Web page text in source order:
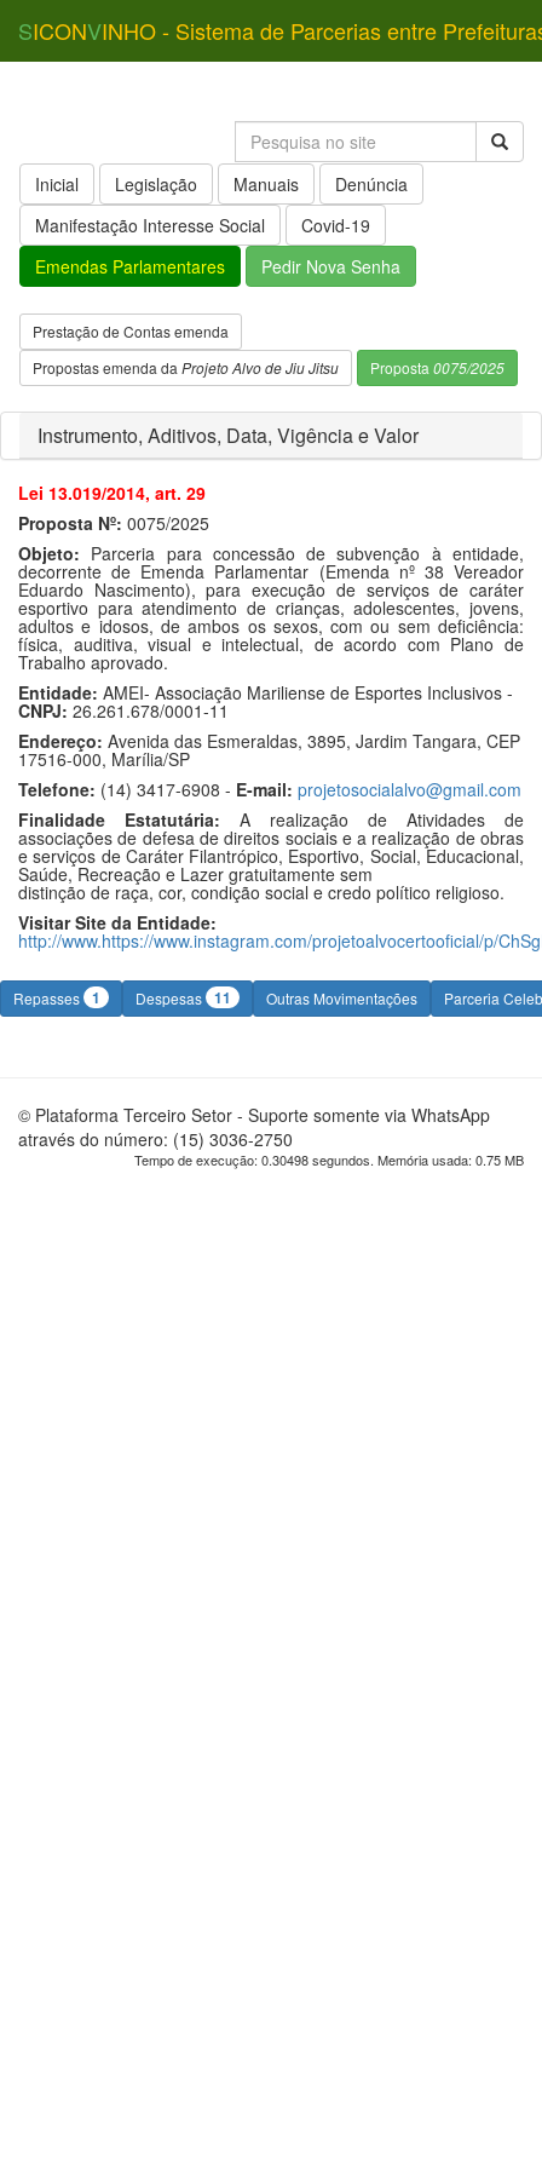
SICONVINHO - Sistema de Parcerias entre
Inicial Legislação Manuais
Denúncia
Manifestação Interesse Social
Covid-19
Emendas Parlamentares
Pedir Nova Senha
Prestação de Contas emenda
Propostas emenda da Projeto Alvo de Jiu Jitsu Proposta 0075/2025
Instrumento, Aditivos, Data, Vigência e Valor
Lei 13.019/2014, art. 29
Proposta Nº: 0075/2025
Objeto: Parceria para concessão de subvenção à entidade,
decorrente de Emenda Parlamentar (Emenda nº 38 Vereador
Eduardo Nascimento), para execução de serviços de caráter
esportivo para atendimento de crianças, adolescentes, jovens,
adultos e idosos, de ambos os sexos, com ou sem deficiência:
física, auditiva, visual e intelectual, de acordo com Plano de
Trabalho aprovado.
Entidade: AMEI- Associação Mariliense de Esportes Inclusivos -
CNPJ: 26.261.678/0001-11
Endereço: Avenida das Esmeraldas, 3895, Jardim Tangara, CEP
17516-000, Marília/SP
Telefone: (14) 3417-6908 - E-mail: projetosocialalvo@gmail.com
Finalidade Estatutária: A realização de Atividades de
associações de defesa de direitos sociais e a realização de obras
e serviços de Caráter Filantrópico, Esportivo, Social, Educacional,
Saúde, Recreação e Lazer gratuitamente sem
distinção de raça, cor, condição social e credo político religioso.
Visitar Site da Entidade:
http://www.https://www.instagram.com/projetoalvocertooficial/p/
Repasses 1 Despesas 11 Outras Movimentações Parceria
© Plataforma Terceiro Setor - Suporte somente via WhatsApp
através do número: (15) 3036-2750
Tempo de execução: 0.30498 segundos. Memória usada: 0.75 MB